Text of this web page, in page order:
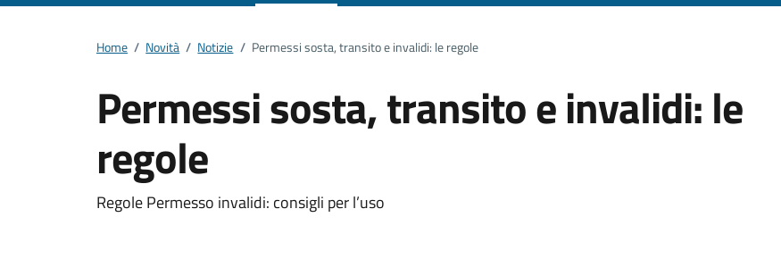
Home / Novità / Notizie / Permessi sosta, transito e invalidi: le regole
Permessi sosta, transito e invalidi: le
regole
Dettagli della notizia
Regole Permesso invalidi: consigli per l’uso